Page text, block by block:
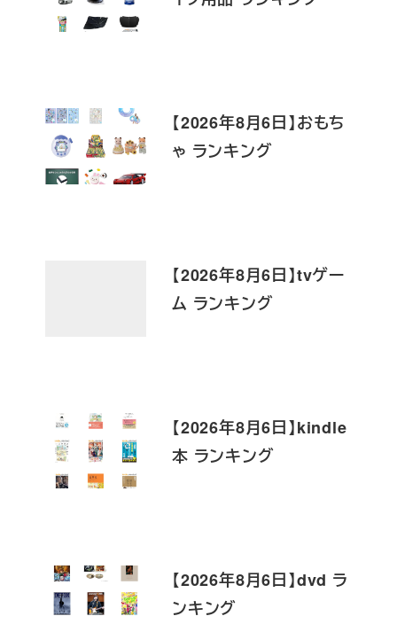
【2026年8月6日】おもち
ゃ ランキング
【2026年8月6日】tvゲー
ム ランキング
【2026年8月6日】kindle
本 ランキング
【2026年8月6日】dvd ラ
ンキング